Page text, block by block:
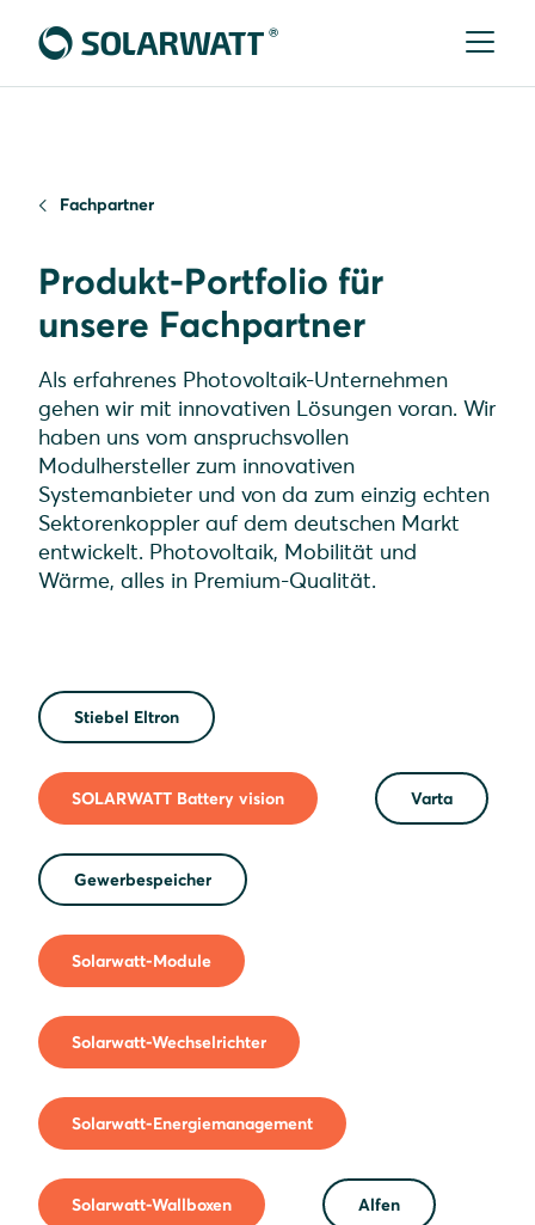
Fachpartner
Produkt-Portfolio für
unsere Fachpartner
Als erfahrenes Photovoltaik-Unternehmen
gehen wir mit innovativen Lösungen voran. Wir
haben uns vom anspruchsvollen
Modulhersteller zum innovativen
Systemanbieter und von da zum einzig echten
Sektorenkoppler auf dem deutschen Markt
entwickelt. Photovoltaik, Mobilität und
Wärme, alles in Premium-Qualität.
Stiebel Eltron
SOLARWATT Battery vision Varta
Gewerbespeicher
Solarwatt-Module
Solarwatt-Wechselrichter
Solarwatt-Energiemanagement
Solarwatt-Wallboxen Alfen